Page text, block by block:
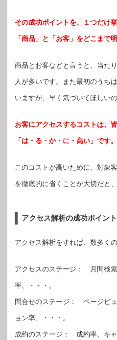
その成功ポイントを、１つだけ
「商品」と「お客」をどこまで
商品とお客などと言うと、当た
人が多いです。また最初のうち
いますが、早く気づいてほしいの
お客にアクセスするコストは、
「は・る・か・に・高い」です。
このコストが高いために、対象
を徹底的に省くことが大切だと
アクセス解析の成功ポイント
アクセス解析をすれば、数多く
アクセスのステージ： 月間検
率、・・・。
問合せのステージ： ページビ
ョン率、・・・。
成約のステージ： 成約率、キ